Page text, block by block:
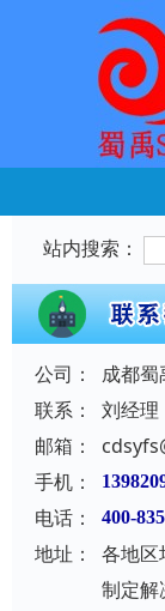
站内搜索：
公司：
成都
联系：
刘经理
邮箱：
手机：
电话： 400-
地址：
各地区
制定解